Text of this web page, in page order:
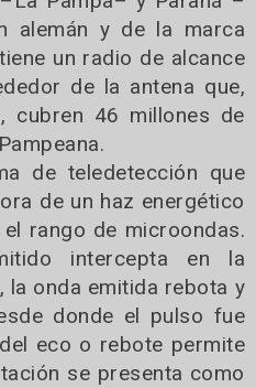
alemán y de la marca
un radio de alcance
de la antena que,
cubren 46 millones de
de teledetección que
de un haz energético
rango de microondas.
intercepta en la
la onda emitida rebota y
donde el pulso fue
eco o rebote permite
se presenta como